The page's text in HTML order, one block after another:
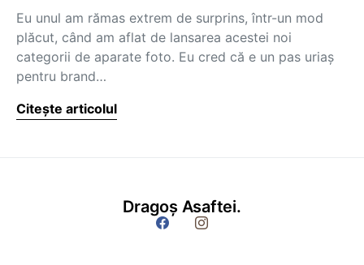
Eu unul am rămas extrem de surprins, într-un mod
plăcut, când am aflat de lansarea acestei noi
categorii de aparate foto. Eu cred că e un pas uriaș
pentru brand…
Citește articolul
Dragoș Asaftei.